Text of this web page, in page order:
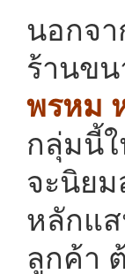
นอกจา
ร้านข
พรหม
กลุ่มนี้
จะนิย
หลักแ
ลูกค้า